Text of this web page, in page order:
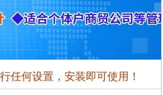
任何设置，安装即可使用！